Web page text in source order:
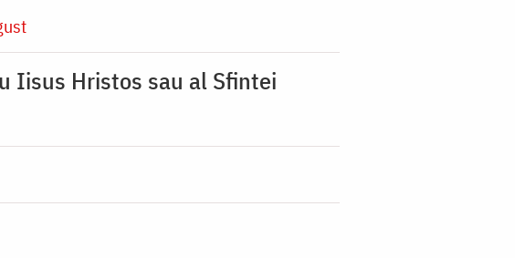
Iisus Hristos sau al Sfintei